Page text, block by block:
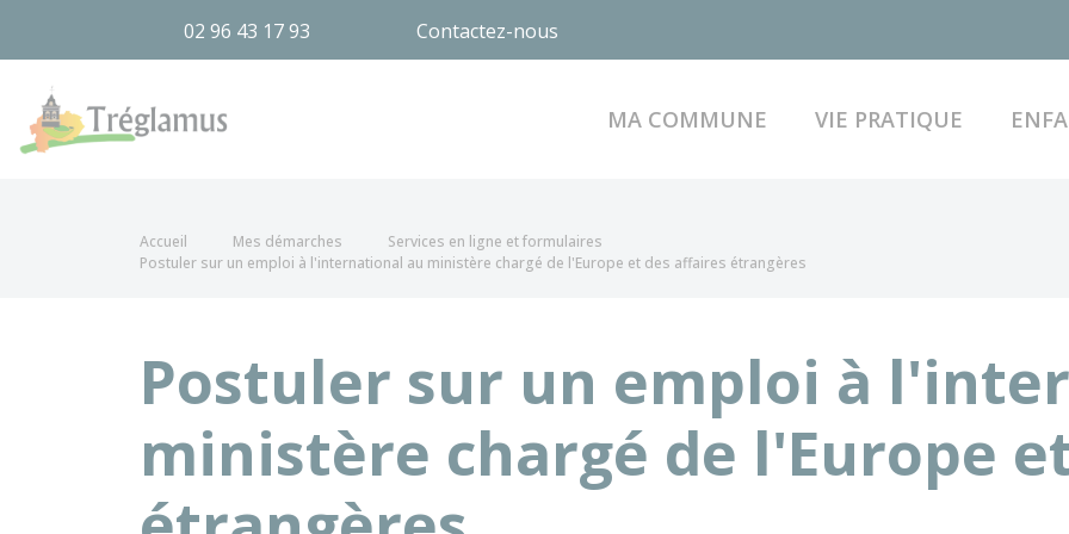
02 96 43 17 93 Contactez-nous
MA COMMUNE VIE PRATIQUE
Accueil Mes démarches
Services en ligne et formulaires
Postuler sur un emploi à l'international au ministère chargé de l'Europe et des affaires étrangères
Postuler sur un emploi à
ministère chargé de l'Europe